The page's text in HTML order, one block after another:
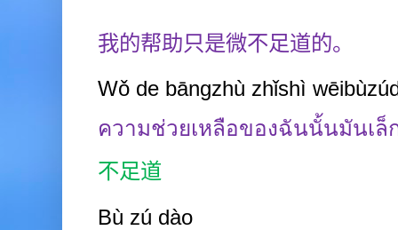
我的帮助只是微不足道的。
Wǒ de bāngzhù zhǐshì
ความช่วยเหลือของฉันนั้นมันเล็
不足道
Bù zú dào